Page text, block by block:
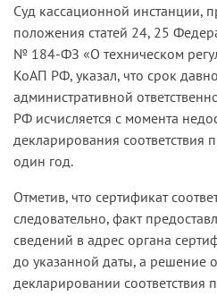
Суд кассационной инстанции,
положения статей 24, 25
№ 184-ФЗ «О техническом
КоАП РФ, указал, что срок
административной
РФ исчисляется с момента
декларирования соответствия
один год.
Отметив, что сертификат
следовательно, факт
сведений в адрес органа
до указанной даты, а решение
декларировании соответствия